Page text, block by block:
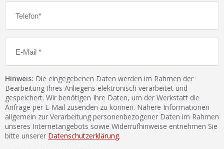
Hinweis: Die eingegebenen Daten werden im Rahmen der
Bearbeitung Ihres Anliegens elektronisch verarbeitet und
gespeichert. Wir benötigen Ihre Daten, um der Werkstatt die
Anfrage per E-Mail zusenden zu können. Nähere Informationen
allgemein zur Verarbeitung personenbezogener Daten im Rahmen
unseres Internetangebots sowie Widerrufhinweise entnehmen Sie
bitte unserer Datenschutzerklärung.